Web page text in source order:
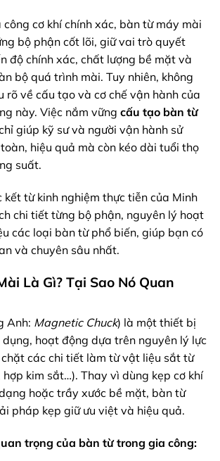
cơ khí chính xác, bàn từ máy mài
bộ phận cốt lõi, giữ vai trò quyết
độ chính xác, chất lượng bề mặt và
bộ quá trình mài. Tuy nhiên, không
rõ về cấu tạo và cơ chế vận hành của
này. Việc nắm vững cấu tạo bàn từ
giúp kỹ sư và người vận hành sử
hiệu quả mà còn kéo dài tuổi thọ
suất.
kết từ kinh nghiệm thực tiễn của Minh
chi tiết từng bộ phận, nguyên lý hoạt
các loại bàn từ phổ biến, giúp bạn có
và chuyên sâu nhất.
Là Gì? Tại Sao Nó Quan
Anh: Magnetic Chuck) là một thiết bị
dụng, hoạt động dựa trên nguyên lý lực
các chi tiết làm từ vật liệu sắt từ
hợp kim sắt…). Thay vì dùng kẹp cơ khí
hoặc trầy xước bề mặt, bàn từ
pháp kẹp giữ ưu việt và hiệu quả.
trọng của bàn từ trong gia công: